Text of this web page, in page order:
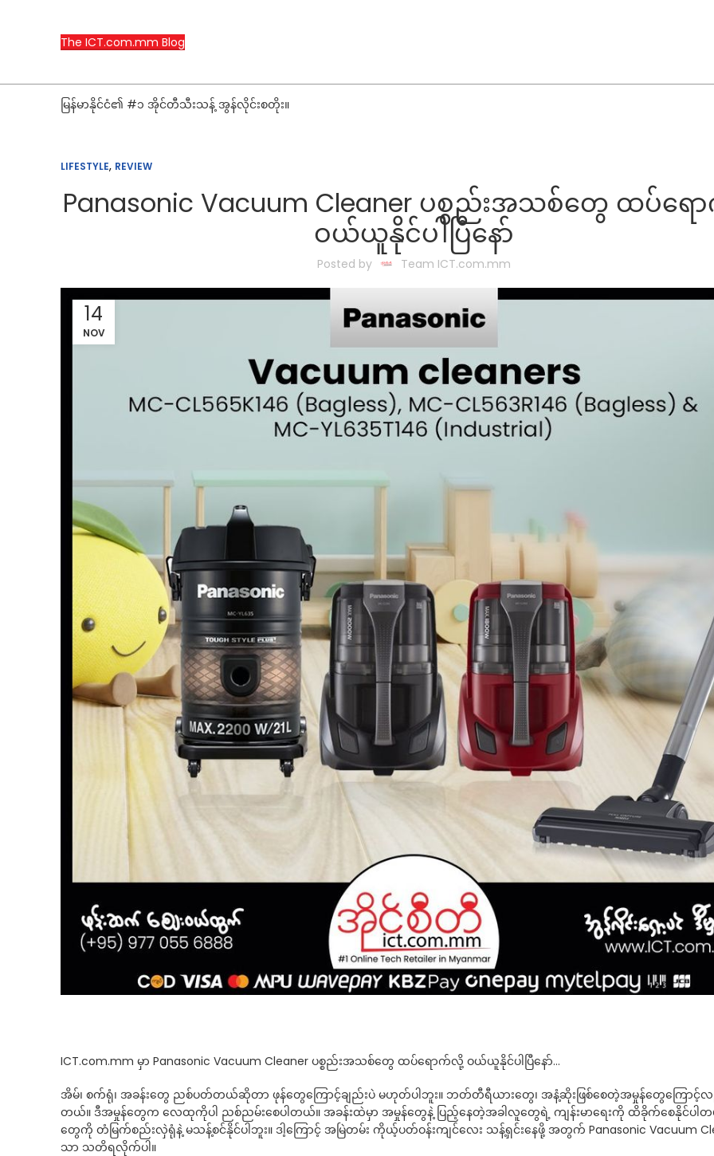
The ICT.com.mm Blog
မြန်မာနိုင်ငံ၏ #၁ အိုင်တီသီးသန့် အွန်လိုင်းစတိုး။
LIFESTYLE, REVIEW
Panasonic Vacuum Cleaner ပစ္စည်းအသစ်တွေ ထပ်ရ
ဝယ်ယူနိုင်ပါပြီနော်
Posted by Team ICT.com.mm
14
NOV
ICT.com.mm မှာ Panasonic Vacuum Cleaner ပစ္စည်းအသစ်တွေ ထပ်ရောက်လို့ ဝယ်ယူနိုင်ပါပြီနော်…
အိမ်၊ စက်ရုံ၊ အခန်းတွေ ညစ်ပတ်တယ်ဆိုတာ ဖုန်တွေကြောင့်ချည်းပဲ မဟုတ်ပါဘူး။ ဘတ်တီရီယားတွေ၊ အနံ့ဆိုးဖြစ်စေတဲ့အမှုန်တွေကြောင့်လည်
တယ်။ ဒီအမှုန်တွေက လေထုကိုပါ ညစ်ညမ်းစေပါတယ်။ အခန်းထဲမှာ အမှုန်တွေနဲ့ ပြည့်နေတဲ့အခါလူတွေရဲ့ ကျန်းမာရေးကို ထိခိုက်စေနိုင်ပါ
တွေကို တံမြက်စည်းလှဲရုံနဲ့ မသန့်စင်နိုင်ပါဘူး။ ဒါ့ကြောင့် အမြဲတမ်း ကိုယ့်ပတ်ဝန်းကျင်လေး သန့်ရှင်းနေဖို့ အတွက် Panasonic Vacuum
သာ သတိရလိုက်ပါ။